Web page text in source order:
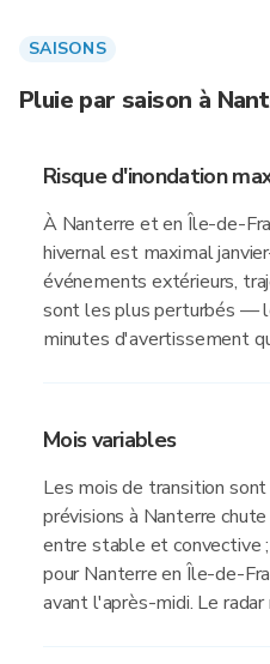
SAISONS
Pluie par saison à
Risque d'inondation
À Nanterre et en Île-de-
hivernal est maximal
événements extérieurs,
sont les plus perturbés —
minutes d'avertissement
Mois variables
Les mois de transition
prévisions à Nanterre
entre stable et convective
pour Nanterre en Île-de-
avant l'après-midi. Le